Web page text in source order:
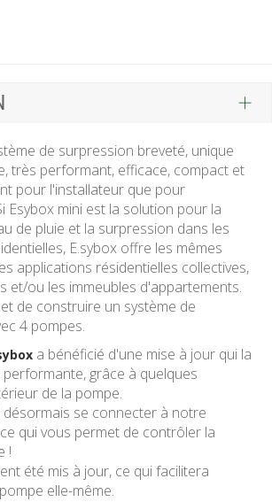
de surpression breveté, unique
très performant, efficace, compact et
pour l'installateur que pour
Esybox mini est la solution pour la
de pluie et la surpression dans les
E.sybox offre les mêmes
applications résidentielles collectives,
et/ou les immeubles d'appartements.
de construire un système de
4 pompes.
a bénéficié d'une mise à jour qui la
grâce à quelques
de la pompe.
désormais se connecter à notre
qui vous permet de contrôler la
!
été mis à jour, ce qui facilitera
elle-même.